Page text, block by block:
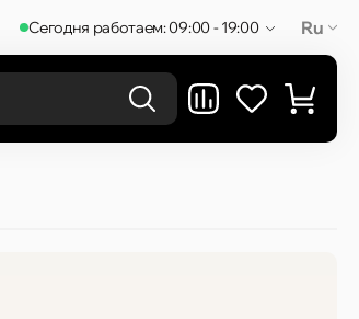
Сегодня работаем: 09:00 - 19:00 Ru